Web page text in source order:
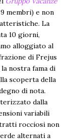
membri) e non
La
10 giorni,
alloggiato al
di Frejus
la nostra fama di
scoperta della
di nota.
dalla
variabili
rocciosi non
alternati a